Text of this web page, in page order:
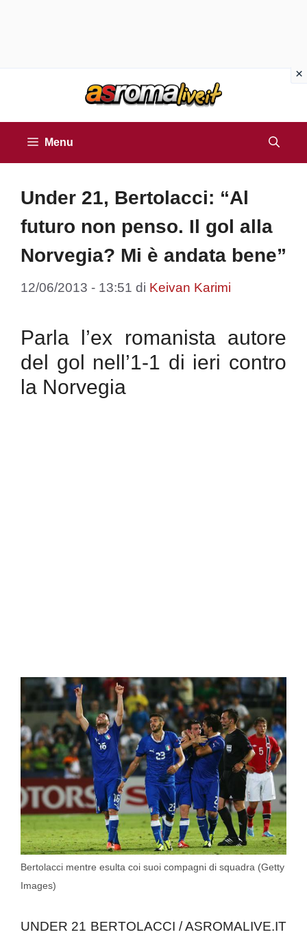
Menu
Under 21, Bertolacci: “Al
futuro non penso. Il gol alla
Norvegia? Mi è andata bene”
12/06/2013 - 13:51 di Keivan Karimi
Parla l’ex romanista autore
del gol nell’1-1 di ieri contro
la Norvegia
Bertolacci mentre esulta coi suoi compagni di squadra (Getty
Images)
UNDER 21 BERTOLACCI / ASROMALIVE.IT